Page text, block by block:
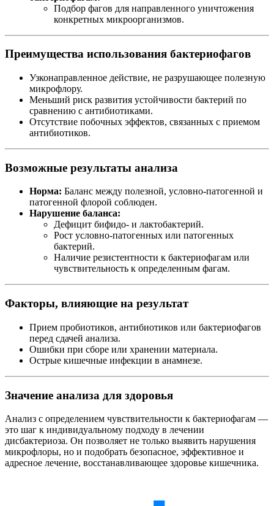
Подбор фагов для направленного уничтожения
конкретных микроорганизмов.
Преимущества использования бактериофагов
Узконаправленное действие, не разрушающее полезную
микрофлору.
Меньший риск развития устойчивости бактерий по
сравнению с антибиотиками.
Отсутствие побочных эффектов, связанных с приемом
антибиотиков.
Возможные результаты анализа
Норма: Баланс между полезной, условно-патогенной и
патогенной флорой соблюден.
Нарушение баланса:
Дефицит бифидо- и лактобактерий.
Рост условно-патогенных или патогенных
бактерий.
Наличие резистентности к бактериофагам или
чувствительность к определенным фагам.
Факторы, влияющие на результат
Прием пробиотиков, антибиотиков или бактериофагов
перед сдачей анализа.
Ошибки при сборе или хранении материала.
Острые кишечные инфекции в анамнезе.
Значение анализа для здоровья
Анализ с определением чувствительности к бактериофагам —
это шаг к индивидуальному подходу в лечении
дисбактериоза. Он позволяет не только выявить нарушения
микрофлоры, но и подобрать безопасное, эффективное и
адресное лечение, восстанавливающее здоровье кишечника.